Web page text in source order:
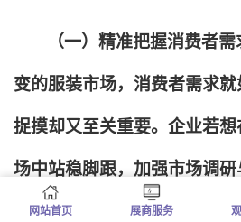
（一）精准把握消费者
变的服装市场，消费者需求
捉摸却又至关重要。企业若
场中站稳脚跟，加强市场调
的第一步。通过深入的市场
网站首页 展商服务